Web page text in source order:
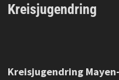
Kreisjugendring
Kreisjugendring